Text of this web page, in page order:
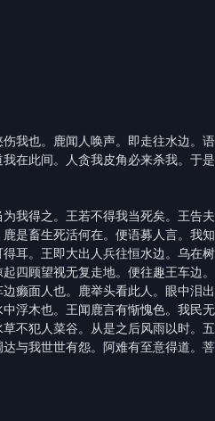
我也。鹿闻人唤声。即走往水边。语
在此间。人贪我皮角必来杀我。于是
我得之。王若不得我当死矣。王告夫
是畜生死活何在。便语募人言。我知
耳。王即大出人兵往恒水边。乌在树
四顾望视无复走地。便往趣王车边。
癞面人也。鹿举头看此人。眼中泪出
浮木也。王闻鹿言有惭愧色。我民无
不犯人菜谷。从是之后风雨以时。五
与我世世有怨。阿难有至意得道。菩